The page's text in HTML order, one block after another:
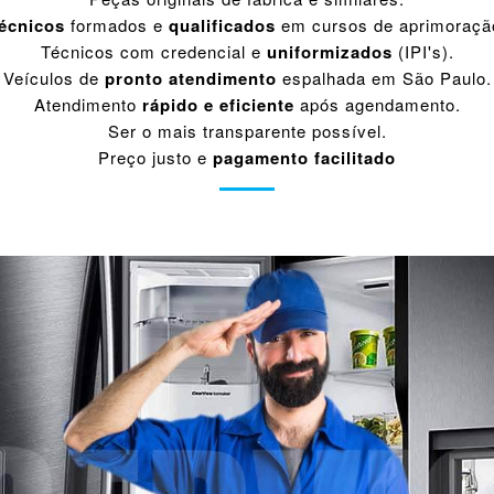
formados e qualificados em cursos de
Técnicos com credencial e uniformizados (IPI's).
Veículos de pronto atendimento espalhada em São Paulo.
Atendimento rápido e eficiente após agendamento.
Ser o mais transparente possível.
Preço justo e pagamento facilitado